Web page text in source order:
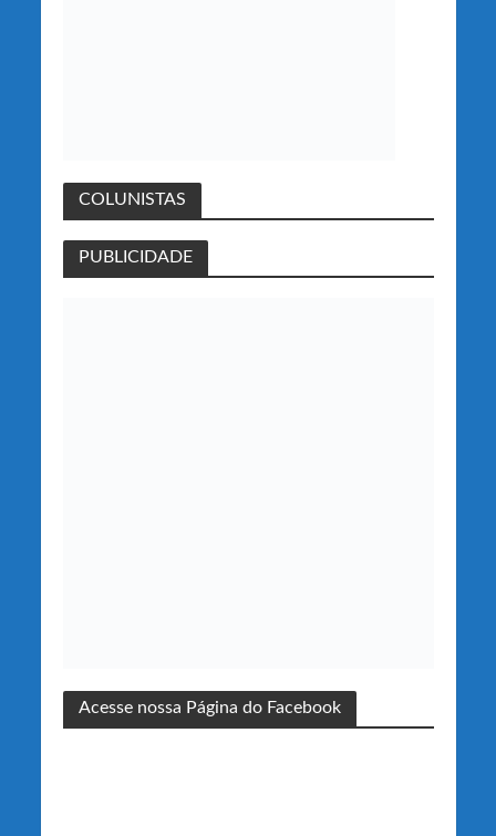
COLUNISTAS
PUBLICIDADE
Acesse nossa Página do Facebook